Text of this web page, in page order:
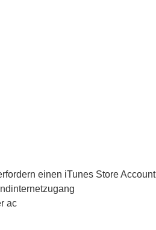
einen iTunes Store Account
ac